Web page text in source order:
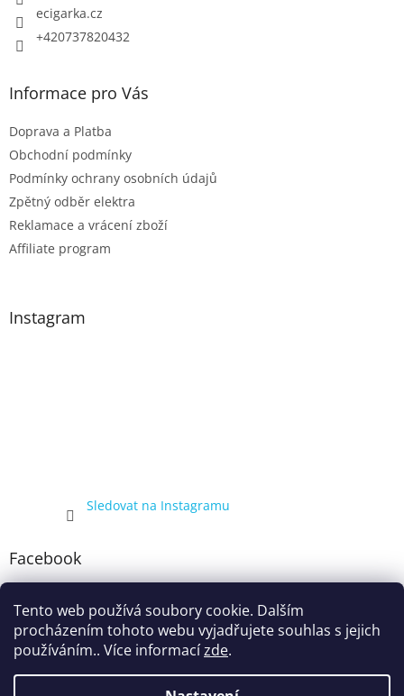
Tento web používá soubory cookie. Dalším
procházením tohoto webu vyjadřujete souhlas s jejich
používáním.. Více informacízde.
u
ecigarka.cz
+420737820432
Informace pro Vás
Doprava a Platba
Obchodní podmínky
Podmínky ochrany osobních údajů
Zpětný odběr elektra
Reklamace a vrácení zboží
Affiliate program
Instagram
Sledovat na Instagramu
Facebook